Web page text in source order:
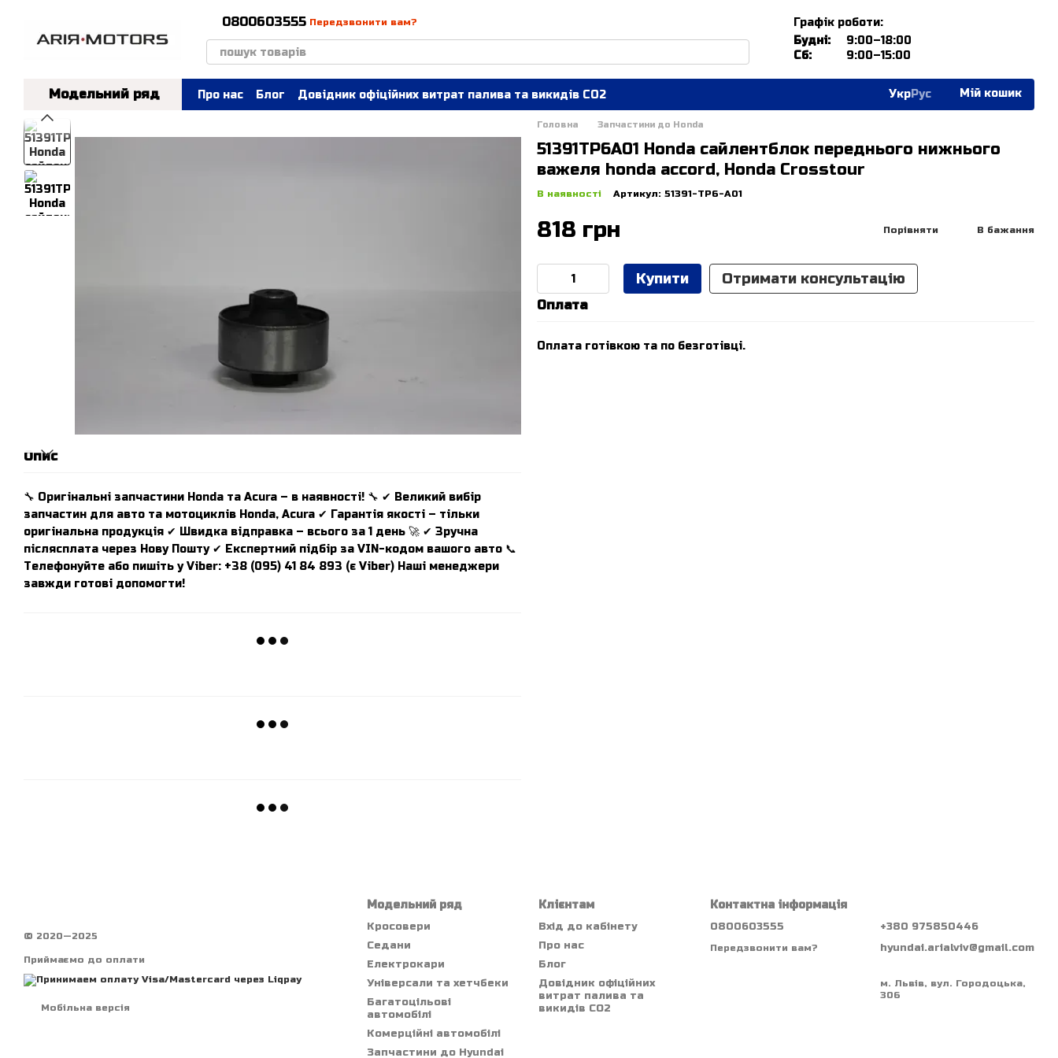
0800603555 Передзвонити вам?
Графік роботи:
Будні:
9:00–18:00
Сб:
9:00–15:00
Модельний ряд Про нас Блог Довідник офіційних витрат палива та викидів СО2 УкрРус Мій кошик
Опис
🔧 Оригінальні запчастини Honda та Acura – в наявності! 🔧 ✔ Великий вибір
запчастин для авто та мотоциклів Honda, Acura ✔ Гарантія якості – тільки
оригінальна продукція ✔ Швидка відправка – всього за 1 день 🚀 ✔ Зручна
післясплата через Нову Пошту ✔ Експертний підбір за VIN-кодом вашого авто 📞
Телефонуйте або пишіть у Viber: +38 (095) 41 84 893 (є Viber) Наші менеджери
завжди готові допомогти!
Головна Запчастини до Honda
51391TP6A01 Honda сайлентблок переднього нижнього
важеля honda accord, Honda Crosstour
В наявності Артикул: 51391-TP6-A01
818 грн Порівняти В бажання
Купити Отримати консультацію
Оплата
Оплата готівкою та по безготівці.
© 2020—2025
Приймаємо до оплати
Мобільна версія
Модельний ряд
Кросовери
Седани
Електрокари
Універсали та хетчбеки
Багатоцільові
автомобілі
Комерційні автомобілі
Запчастини до Hyundai
Клієнтам
Вхід до кабінету
Про нас
Блог
Довідник офіційних
витрат палива та
викидів СО2
Контактна інформація
0800603555
Передзвонити вам?
+380 975850446
hyundai.arialviv@gmail.com
м. Львів, вул. Городоцька,
306